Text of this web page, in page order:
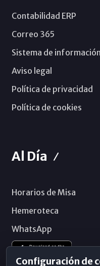
Contabilidad ERP
Correo 365
Sistema de información
Aviso legal
Política de privacidad
Política de cookies
Al Día
Horarios de Misa
Hemeroteca
WhatsApp
Configuración de